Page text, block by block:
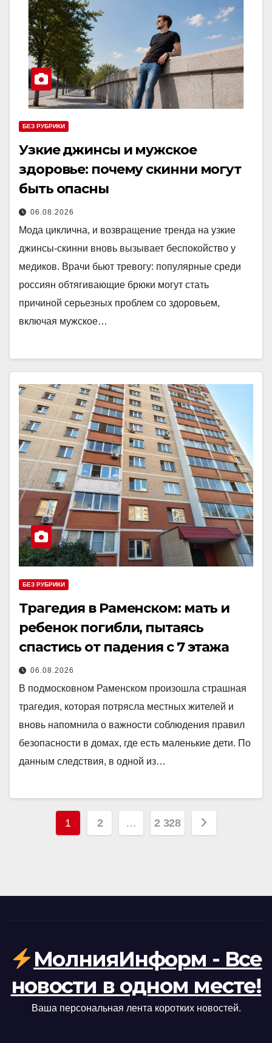
БЕЗ РУБРИКИ
Узкие джинсы и мужское
здоровье: почему скинни могут
быть опасны
06.08.2026
Мода циклична, и возвращение тренда на узкие
джинсы-скинни вновь вызывает беспокойство у
медиков. Врачи бьют тревогу: популярные среди
россиян обтягивающие брюки могут стать
причиной серьезных проблем со здоровьем,
включая мужское…
БЕЗ РУБРИКИ
Трагедия в Раменском: мать и
ребенок погибли, пытаясь
спастись от падения с 7 этажа
06.08.2026
В подмосковном Раменском произошла страшная
трагедия, которая потрясла местных жителей и
вновь напомнила о важности соблюдения правил
безопасности в домах, где есть маленькие дети. По
данным следствия, в одной из…
Пагинация
1 2 … 2 328
МолнияИнформ - Все
новости в одном месте!
Ваша персональная лента коротких новостей.